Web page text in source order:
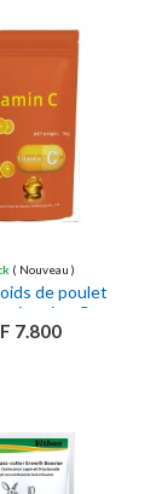
au panier
( Nouveau )
de poulet
vitamine C
7.800